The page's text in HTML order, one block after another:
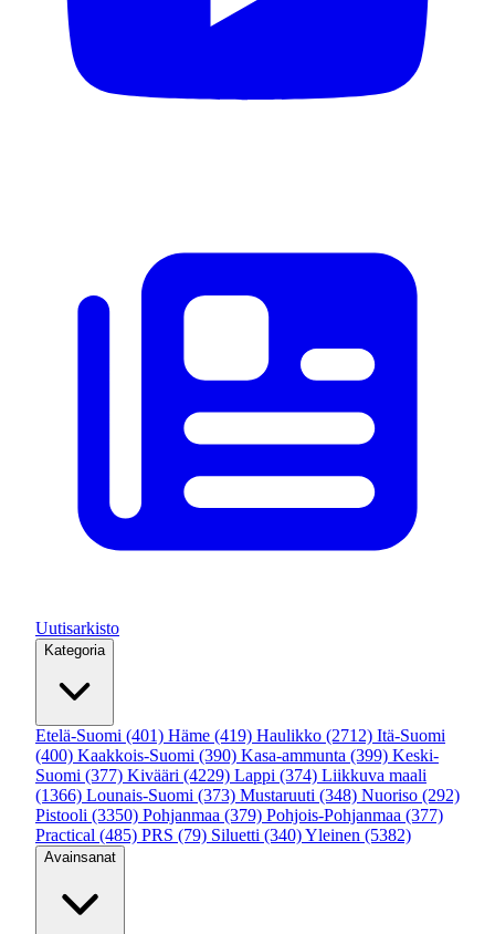
Uutisarkisto
Kategoria
Etelä-Suomi (401) Häme (419) Haulikko (2712) Itä-Suomi
(400) Kaakkois-Suomi (390) Kasa-ammunta (399) Keski-
Suomi (377) Kivääri (4229) Lappi (374) Liikkuva maali
(1366) Lounais-Suomi (373) Mustaruuti (348) Nuoriso (292)
Pistooli (3350) Pohjanmaa (379) Pohjois-Pohjanmaa (377)
Practical (485) PRS (79) Siluetti (340)Yleinen (5382)
Avainsanat